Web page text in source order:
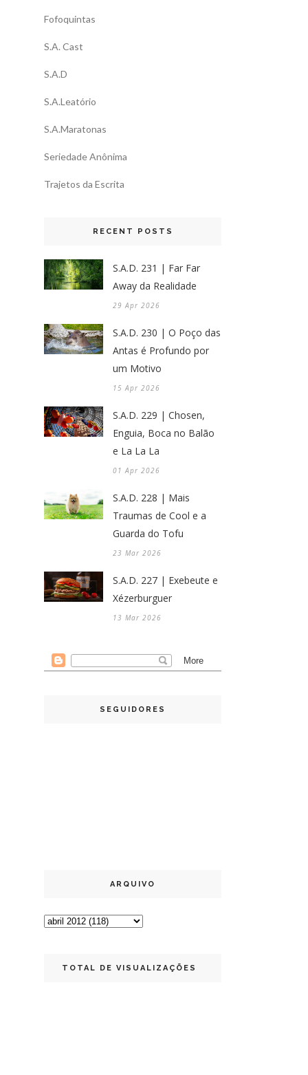
Fofoquintas
S.A. Cast
S.A.D
S.A.Leatório
S.A.Maratonas
Seriedade Anônima
Trajetos da Escrita
RECENT POSTS
S.A.D. 231 | Far Far
Away da Realidade
29 Apr 2026
S.A.D. 230 | O Poço das
Antas é Profundo por
um Motivo
15 Apr 2026
S.A.D. 229 | Chosen,
Enguia, Boca no Balão
e La La La
01 Apr 2026
S.A.D. 228 | Mais
Traumas de Cool e a
Guarda do Tofu
23 Mar 2026
S.A.D. 227 | Exebeute e
Xézerburguer
13 Mar 2026
SEGUIDORES
ARQUIVO
TOTAL DE VISUALIZAÇÕES